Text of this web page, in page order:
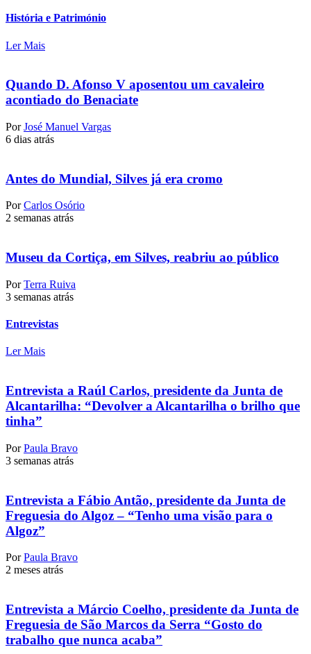
História e Património
Ler Mais
Quando D. Afonso V aposentou um cavaleiro
acontiado do Benaciate
Por José Manuel Vargas
6 dias atrás
Antes do Mundial, Silves já era cromo
Por Carlos Osório
2 semanas atrás
Museu da Cortiça, em Silves, reabriu ao público
Por Terra Ruiva
3 semanas atrás
Entrevistas
Ler Mais
Entrevista a Raúl Carlos, presidente da Junta de
Alcantarilha: “Devolver a Alcantarilha o brilho que
tinha”
Por Paula Bravo
3 semanas atrás
Entrevista a Fábio Antão, presidente da Junta de
Freguesia do Algoz – “Tenho uma visão para o
Algoz”
Por Paula Bravo
2 meses atrás
Entrevista a Márcio Coelho, presidente da Junta de
Freguesia de São Marcos da Serra “Gosto do
trabalho que nunca acaba”